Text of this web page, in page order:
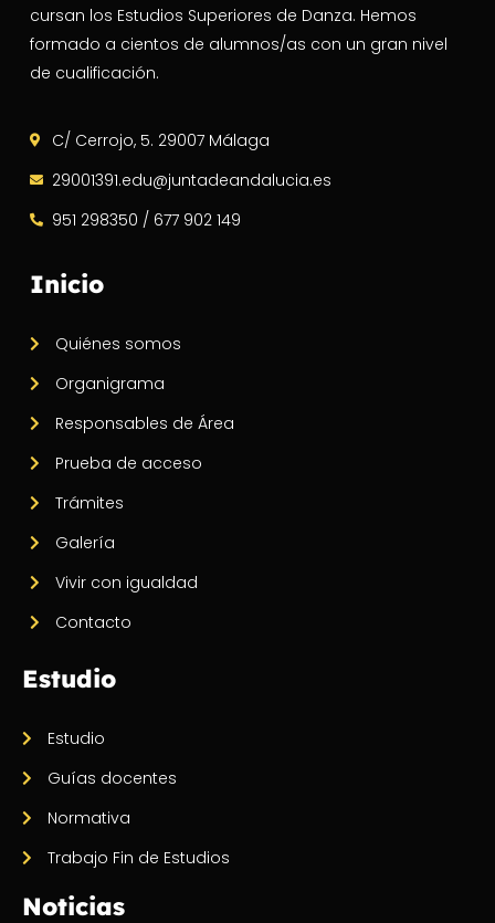
cursan los Estudios Superiores de Danza. Hemos
formado a cientos de alumnos/as con un gran nivel
de cualificación.
C/ Cerrojo, 5. 29007 Málaga
29001391.edu@juntadeandalucia.es
951 298350 / 677 902 149
Inicio
Quiénes somos
Organigrama
Responsables de Área
Prueba de acceso
Trámites
Galería
Vivir con igualdad
Contacto
Estudio
Estudio
Guías docentes
Normativa
Trabajo Fin de Estudios
Noticias